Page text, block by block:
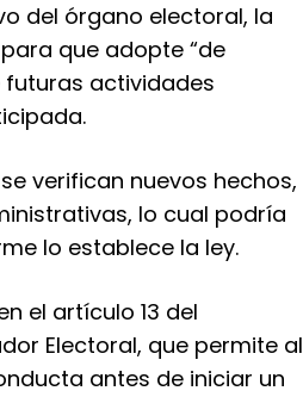
del órgano electoral, la
que adopte “de
futuras actividades
verifican nuevos hechos,
lo cual podría
lo establece la ley.
el artículo 13 del
Electoral, que permite al
antes de iniciar un